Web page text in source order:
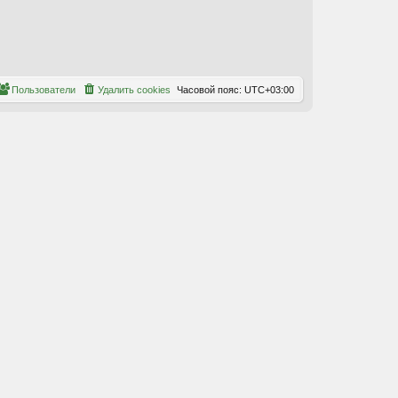
Часовой пояс: UTC+03:00
Удалить cookies
Пользователи